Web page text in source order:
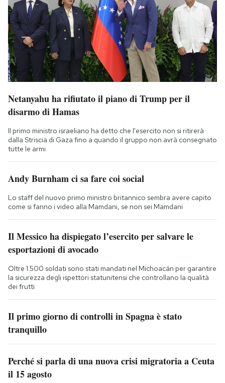
Netanyahu ha rifiutato il piano di Trump per il
disarmo di Hamas
Il primo ministro israeliano ha detto che l'esercito non si ritirerà
dalla Striscia di Gaza fino a quando il gruppo non avrà consegnato
tutte le armi
Andy Burnham ci sa fare coi social
Lo staff del nuovo primo ministro britannico sembra avere capito
come si fanno i video alla Mamdani, se non sei Mamdani
Il Messico ha dispiegato l’esercito per salvare le
esportazioni di avocado
Oltre 1.500 soldati sono stati mandati nel Michoacán per garantire
la sicurezza degli ispettori statunitensi che controllano la qualità
dei frutti
Il primo giorno di controlli in Spagna è stato
tranquillo
Perché si parla di una nuova crisi migratoria a Ceuta
il 15 agosto